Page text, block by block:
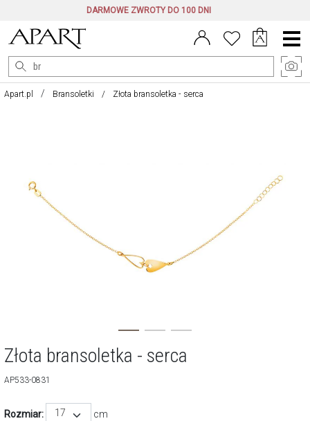
DARMOWE ZWROTY DO 100 DNI
Menu
główne
Apart.pl Bransoletki Złota bransoletka - serca
Złota bransoletka - serca
AP533-0831
Rozmiar: 17 cm